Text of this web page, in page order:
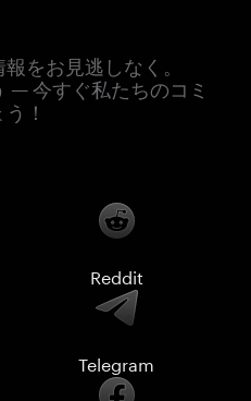
をお見逃しなく。
— 今すぐ私たちのコミ
！
Reddit
Telegram